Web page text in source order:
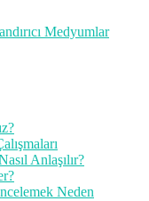
Medyumlar
Anlaşılır?
Neden